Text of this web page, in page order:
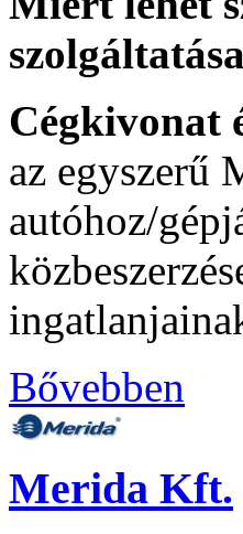
Cégkivonat
az egyszerű
autóhoz/
Bővebben
Merida Kft.